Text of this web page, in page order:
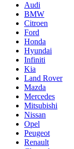
Audi
BMW
Citroen
Ford
Honda
Hyundai
Infiniti
Kia
Land Rover
Mazda
Merсedes
Mitsubishi
Nissan
Opel
Peugeot
Renault